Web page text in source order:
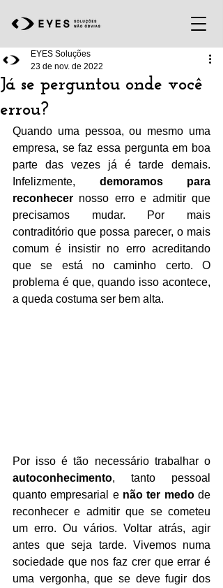
Já se perguntou onde você
errou?
EYES Soluções
23 de nov. de 2022
Quando uma pessoa, ou mesmo uma
empresa, se faz essa pergunta em boa
parte das vezes já é tarde demais.
Infelizmente, demoramos para
reconhecer nosso erro e admitir que
precisamos mudar. Por mais
contraditório que possa parecer, o mais
comum é insistir no erro acreditando
que se está no caminho certo. O
problema é que, quando isso acontece,
a queda costuma ser bem alta.
autoconhecimento, tanto pessoal
quanto empresarial e não ter medo de
reconhecer e admitir que se cometeu
um erro. Ou vários. Voltar atrás, agir
antes que seja tarde. Vivemos numa
sociedade que nos faz crer que errar é
uma vergonha, que se deve fugir dos